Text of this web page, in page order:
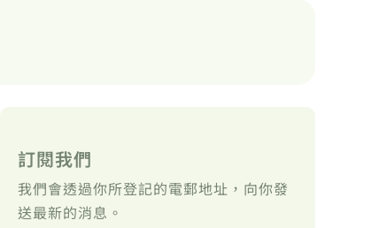
訂閱我們
我們會透過你所登記的電郵地址，向你發
送最新的消息。